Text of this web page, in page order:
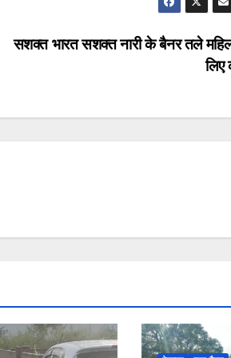
सशक्त भारत सशक्त नारी के बैनर तले
लिए